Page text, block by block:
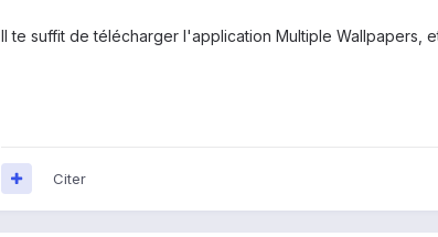
Il te suffit de télécharger l'application Multiple Wallpapers,
Citer